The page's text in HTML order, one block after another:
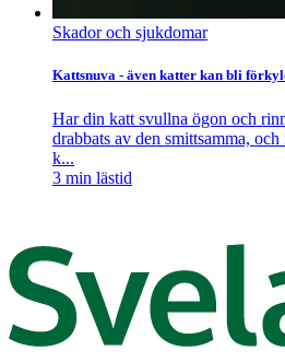
Skador och sjukdomar
Kattsnuva - även katter kan bli
Har din katt svullna ögon och
drabbats av den smittsamma,
k...
3 min lästid